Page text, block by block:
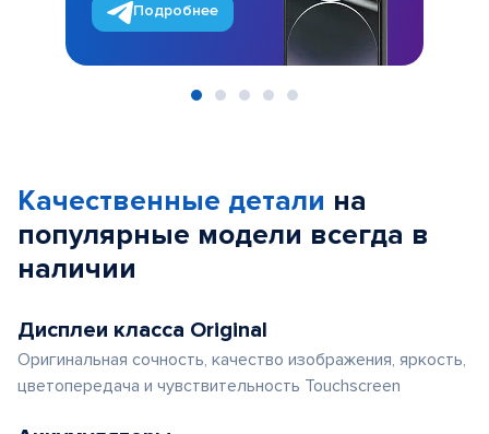
Подробнее
Качественные детали на
популярные модели всегда в
наличии
Дисплеи класса Original
Оригинальная сочность, качество изображения, яркость,
цветопередача и чувствительность Touchscreen